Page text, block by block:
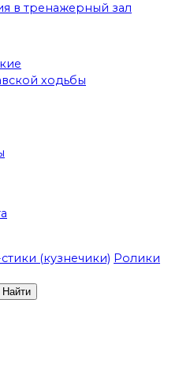
в тренажерный зал
ходьбы
(кузнечики) Ролики
Найти